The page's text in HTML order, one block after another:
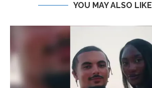
YOU MAY ALSO LIKE